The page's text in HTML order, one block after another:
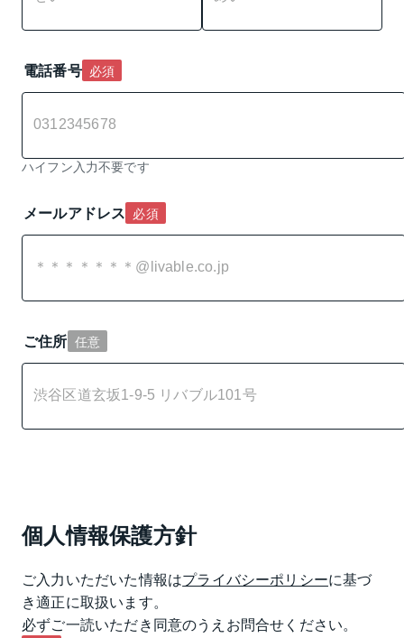
電話番号 必須
ハイフン入力不要です
メールアドレス 必須
ご住所 任意
個人情報保護方針
ご入力いただいた情報はプライバシーポリシーに基づ
き適正に取扱います。
必ずご一読いただき同意のうえお問合せください。